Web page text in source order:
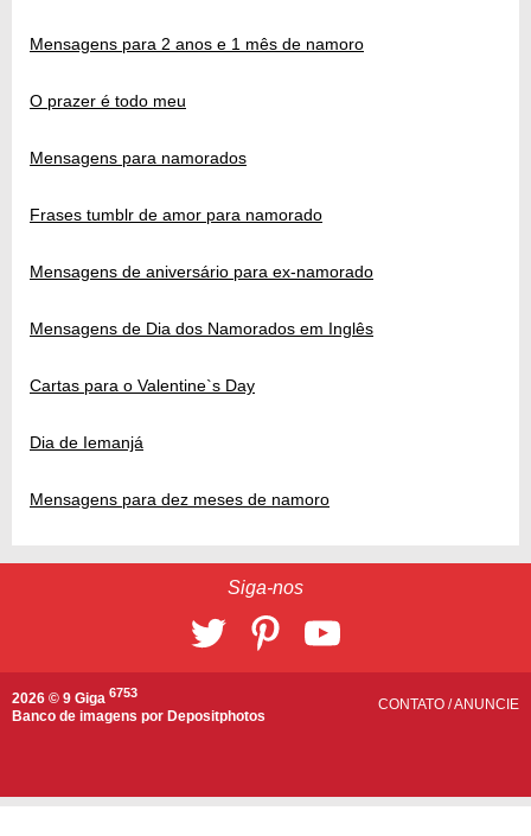
Mensagens para 2 anos e 1 mês de namoro
O prazer é todo meu
Mensagens para namorados
Frases tumblr de amor para namorado
Mensagens de aniversário para ex-namorado
Mensagens de Dia dos Namorados em Inglês
Cartas para o Valentine`s Day
Dia de Iemanjá
Mensagens para dez meses de namoro
Siga-nos
2026 © 9 Giga 6753
Banco de imagens por Depositphotos
CONTATO /ANUNCIE